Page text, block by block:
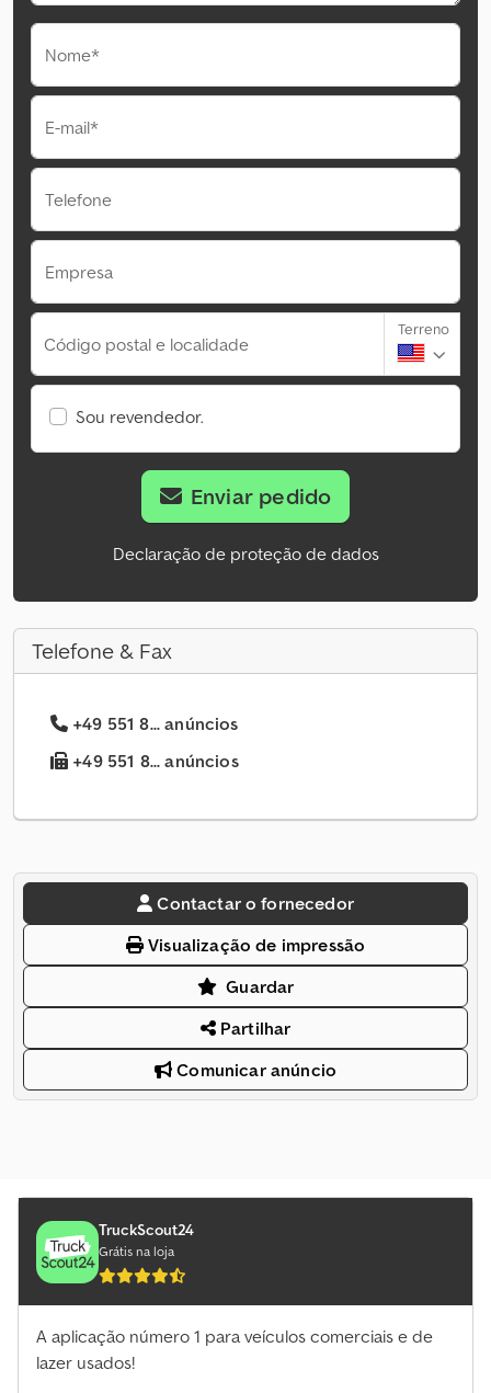
Nome*
E-mail*
Telefone
Empresa
Código postal e localidade
Terreno
Sou revendedor.
Enviar pedido
Declaração de proteção de dados
Telefone & Fax
+49 551 8... anúncios
+49 551 8... anúncios
Contactar o fornecedor
Visualização de impressão
Guardar
Partilhar
Comunicar anúncio
TruckScout24
Grátis na loja
A aplicação número 1 para veículos comerciais e de
lazer usados!